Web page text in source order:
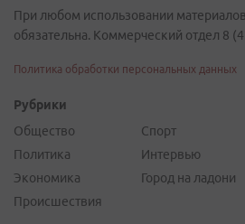
При любом использовании
обязательна. Коммерческий отдел 8
Политика обработки персональных данных
Рубрики
Общество
Политика
Экономика
Происшествия
Спорт
Интервью
Город на ладони